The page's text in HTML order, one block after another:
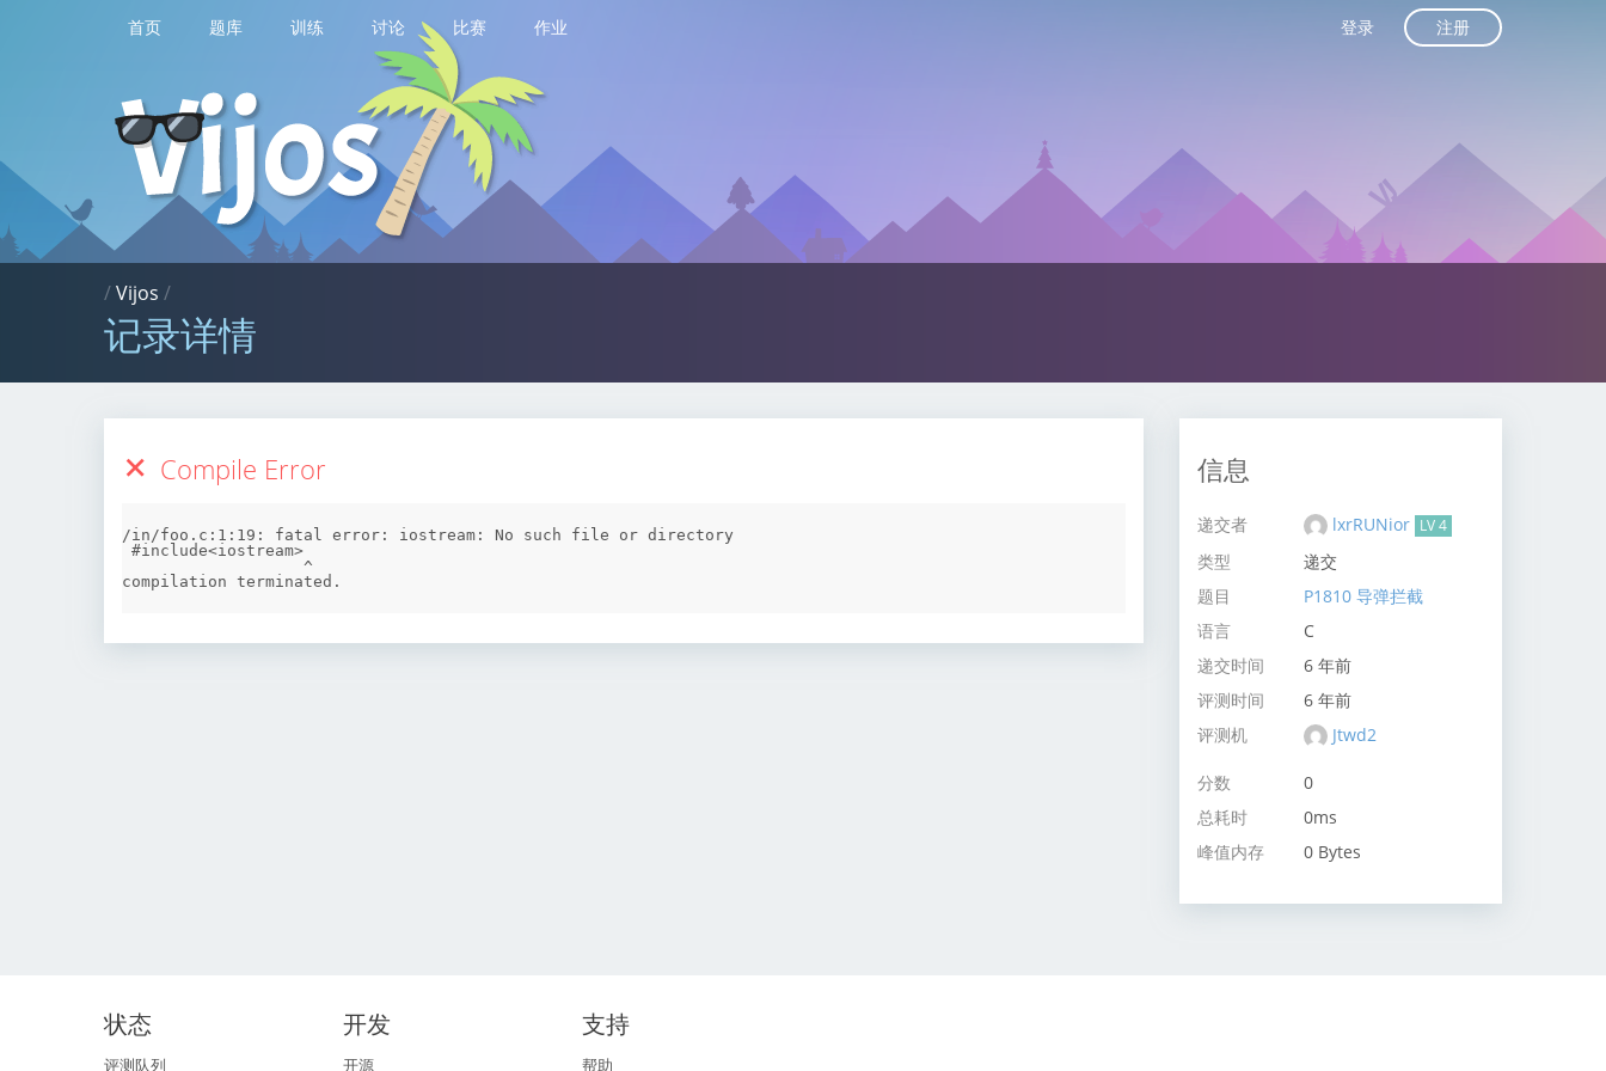
首页 题库 训练 讨论 比赛 作业 登录 注册
/Vijos /
记录详情
Compile Error
/in/foo.c:1:19: fatal error: iostream: No such file or directory
信息
递交者 lxrRUNior LV 4
类型
递交
题目
P1810 导弹拦截
语言
C
递交时间
6 年前
评测时间
6 年前
评测机
Jtwd2
分数
0
总耗时
0ms
峰值内存
0 Bytes
状态
评测队列
开发
开源
支持
帮助